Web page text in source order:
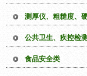
测厚仪、粗糙度、
公共卫生、疾控检
食品安全类